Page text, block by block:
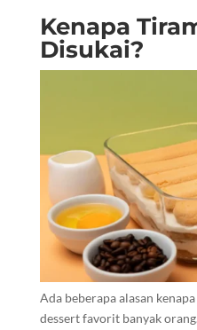
Kenapa
Disukai?
Ada beberapa alasan
dessert favorit banyak